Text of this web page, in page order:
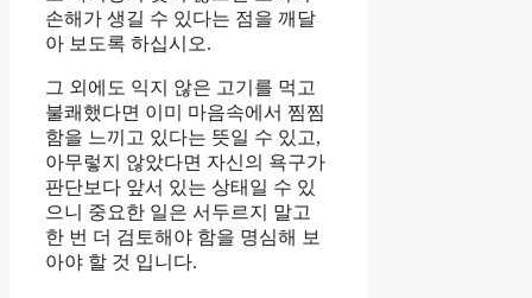
손해가 생길 수 있다는 점을 깨달
아 보도록 하십시오.
그 외에도 익지 않은 고기를 먹고
불쾌했다면 이미 마음속에서 찜찜
함을 느끼고 있다는 뜻일 수 있고,
아무렇지 않았다면 자신의 욕구가
판단보다 앞서 있는 상태일 수 있
으니 중요한 일은 서두르지 말고
한 번 더 검토해야 함을 명심해 보
아야 할 것 입니다.